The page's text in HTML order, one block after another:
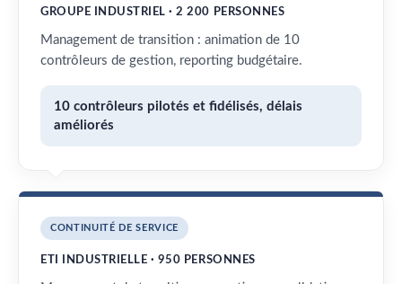
GROUPE INDUSTRIEL · 2 200 PERSONNES
Management de transition : animation de 10
contrôleurs de gestion, reporting budgétaire.
10 contrôleurs pilotés et fidélisés, délais
améliorés
CONTINUITÉ DE SERVICE
ETI INDUSTRIELLE · 950 PERSONNES